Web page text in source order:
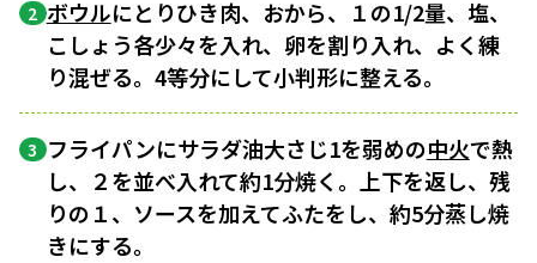
2 ボウルにとりひき肉、おから、１の1/2量、塩、
こしょう各少々を入れ、卵を割り入れ、よく練
り混ぜる。4等分にして小判形に整える。
3 フライパンにサラダ油大さじ1を弱めの中火で熱
し、２を並べ入れて約1分焼く。上下を返し、残
りの１、ソースを加えてふたをし、約5分蒸し焼
きにする。